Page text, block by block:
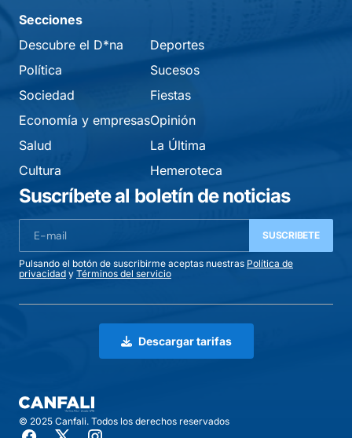
Secciones
Descubre el D*na
Política
Sociedad
Economía y empresas
Salud
Cultura
Deportes
Sucesos
Fiestas
Opinión
La Última
Hemeroteca
Suscríbete al boletín de noticias
SUSCRIBETE
Pulsando el botón de suscribirme aceptas nuestras Política de
privacidad y Términos del servicio
Descargar tarifas
© 2025 Canfali. Todos los derechos reservados